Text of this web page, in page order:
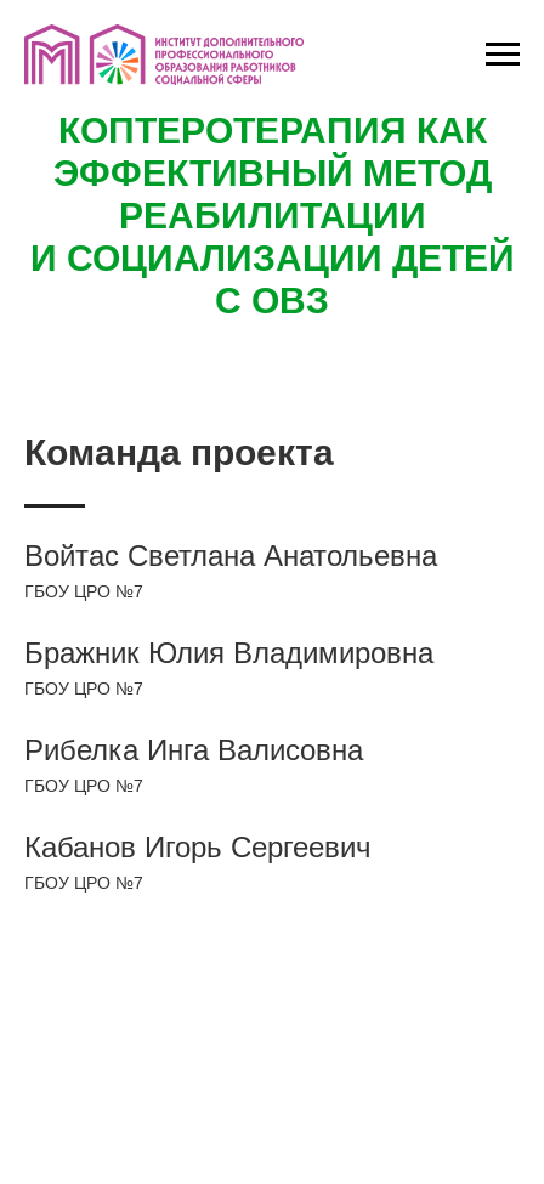
КОПТЕРОТЕРАПИЯ КАК
ЭФФЕКТИВНЫЙ МЕТОД
РЕАБИЛИТАЦИИ
И СОЦИАЛИЗАЦИИ ДЕТЕЙ
С ОВЗ
Команда проекта
Войтас Светлана Анатольевна
ГБОУ ЦРО №7
Бражник Юлия Владимировна
ГБОУ ЦРО №7
Рибелка Инга Валисовна
ГБОУ ЦРО №7
Кабанов Игорь Сергеевич
ГБОУ ЦРО №7